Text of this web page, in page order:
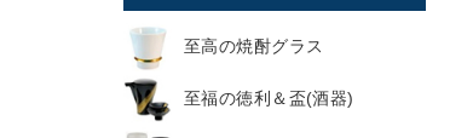
至高の焼酎グラス
至福の徳利＆盃(酒器)